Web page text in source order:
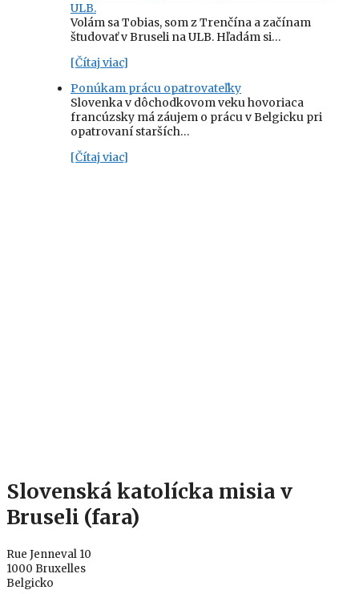
ULB.
Volám sa Tobias, som z Trenčína a začínam
študovať v Bruseli na ULB. Hľadám si…
[Čítaj viac]
Ponúkam prácu opatrovateľky
Slovenka v dôchodkovom veku hovoriaca
francúzsky má záujem o prácu v Belgicku pri
opatrovaní starších…
[Čítaj viac]
Slovenská katolícka misia v
Bruseli (fara)
Rue Jenneval 10
1000 Bruxelles
Belgicko